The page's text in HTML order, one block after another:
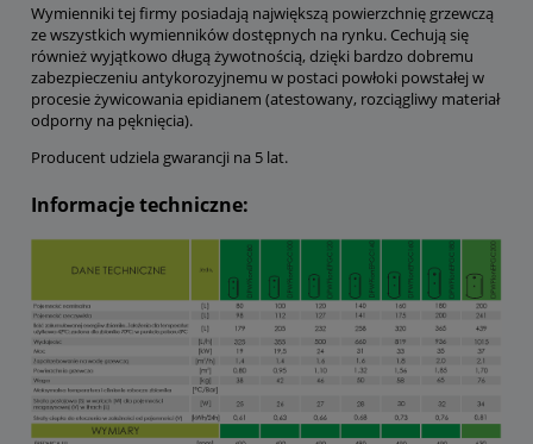
Wymienniki tej firmy posiadają największą powierzchnię grzewczą
ze wszystkich wymienników dostępnych na rynku. Cechują się
również wyjątkowo długą żywotnością, dzięki bardzo dobremu
zabezpieczeniu antykorozyjnemu w postaci powłoki powstałej w
procesie żywicowania epidianem (atestowany, rozciągliwy materiał
odporny na pęknięcia).
Producent udziela gwarancji na 5 lat.
Informacje techniczne: